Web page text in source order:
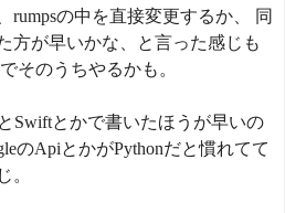
rumpsの中を直接変更するか、 同
方が早いかな、と言った感じも
そのうちやるかも。
Swiftとかで書いたほうが早いの
のApiとかがPythonだと慣れてて
。